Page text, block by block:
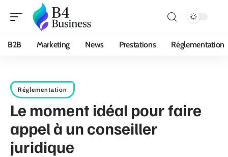
B2B Marketing News Prestations Réglementation
Réglementation
Le moment idéal pour faire
appel à un conseiller
juridique